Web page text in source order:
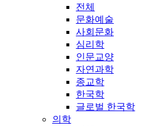
전체
문화예술
사회문화
심리학
인문교양
자연과학
종교학
한국학
글로벌 한국학
의학